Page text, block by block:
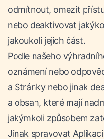
odmítnout, omezit
nebo deaktivovat
jakoukoli jejich část.
Podle našeho
oznámení nebo
a Stránky nebo jinak
a obsah, které mají
jakýmkoli způsobem
Jinak spravovat